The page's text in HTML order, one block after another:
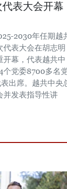
表大会开幕
2030年任期越
代表大会在胡志明
开幕，代表越共中
个党委8700多名
出席。越共中央
并发表指导性讲